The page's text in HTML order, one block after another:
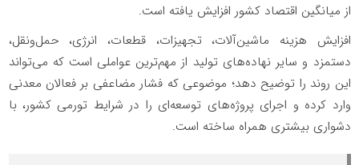
از میانگین اقتصاد کشور افزایش یافته است.
افزایش هزینه ماشین‌آلات، تجهیزات، قطعات، انرژی، حمل‌ونقل،
دستمزد و سایر نهاده‌های تولید از مهم‌ترین عواملی است که می‌تواند
این روند را توضیح دهد؛ موضوعی که فشار مضاعفی بر فعالان معدنی
وارد کرده و اجرای پروژه‌های توسعه‌ای را در شرایط تورمی کشور، با
دشواری بیشتری همراه ساخته است.